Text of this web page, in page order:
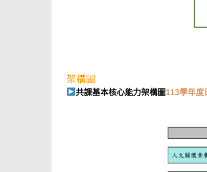
架構圖
共課基本核心能力架構圖113學年度